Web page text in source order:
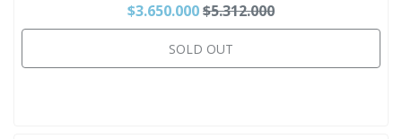
$3.650.000$5.312.000
SOLD OUT